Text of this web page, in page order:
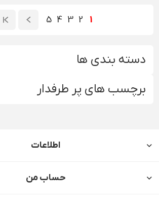
دسته بندی ها
برچسب های پر طرفدار
1
2
3
4
5
اطلاعات
حساب من